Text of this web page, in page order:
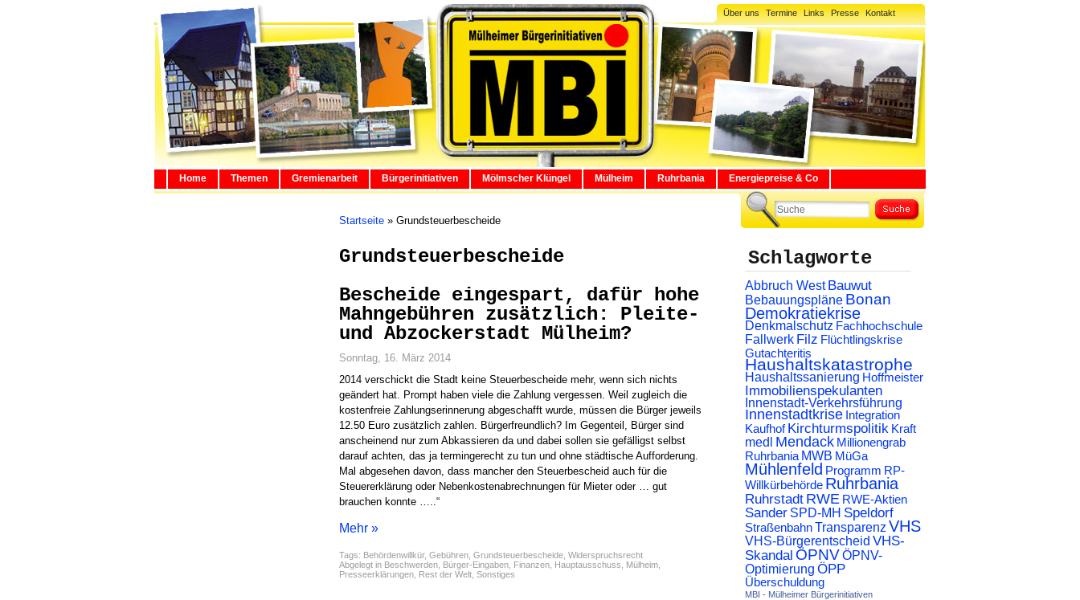
Über uns Termine Links Presse Kontakt
Home Themen Gremienarbeit Bürgerinitiativen Mölmscher Klüngel Mülheim Ruhrbania Energiepreise & Co
Startseite » Grundsteuerbescheide
Grundsteuerbescheide
Bescheide eingespart, dafür hohe
Mahngebühren zusätzlich: Pleite-
und Abzockerstadt Mülheim?
Sonntag, 16. März 2014
2014 verschickt die Stadt keine Steuerbescheide mehr, wenn sich nichts
geändert hat. Prompt haben viele die Zahlung vergessen. Weil zugleich die
kostenfreie Zahlungserinnerung abgeschafft wurde, müssen die Bürger jeweils
12.50 Euro zusätzlich zahlen. Bürgerfreundlich? Im Gegenteil, Bürger sind
anscheinend nur zum Abkassieren da und dabei sollen sie gefälligst selbst
darauf achten, das ja termingerecht zu tun und ohne städtische Aufforderung.
Mal abgesehen davon, dass mancher den Steuerbescheid auch für die
Steuererklärung oder Nebenkostenabrechnungen für Mieter oder … gut
brauchen konnte …..“
Mehr »
Tags: Behördenwillkür, Gebühren Grundsteuerbescheide Widerspruchsrecht
Abgelegt in Beschwerden Bürger-Eingaben Finanzen Hauptausschuss Mülheim
Presseerklärungen Rest der Welt Sonstiges
Schlagworte
Abbruch West Bauwut
Bebauungspläne Bonan
Demokratiekrise
Denkmalschutz Fachhochschule
Fallwerk Filz Flüchtlingskrise
Gutachteritis
Haushaltskatastrophe
Haushaltssanierung Hoffmeister
Immobilienspekulanten
Innenstadt-Verkehrsführung
Innenstadtkrise Integration
Kaufhof Kirchturmspolitik Kraft
medl Mendack Millionengrab
Ruhrbania MWB MüGa
Mühlenfeld Programm RP-
Willkürbehörde Ruhrbania
Ruhrstadt RWE RWE-Aktien
Sander SPD-MH Speldorf
StraßenbahnTransparenz VHS
VHS-Bürgerentscheid VHS-
Skandal ÖPNVÖPNV-
Optimierung ÖPP
Überschuldung
MBI - Mülheimer Bürgerinitiativen